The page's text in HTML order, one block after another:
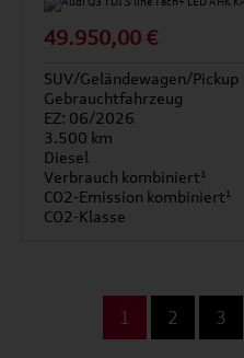
49.950,00 €
SUV/Geländewagen/Pickup
Gebrauchtfahrzeug
EZ: 06/2026
3.500 km
Diesel
Verbrauch kombiniert¹
CO2-Emission kombiniert¹
CO2-Klasse
1 2 3